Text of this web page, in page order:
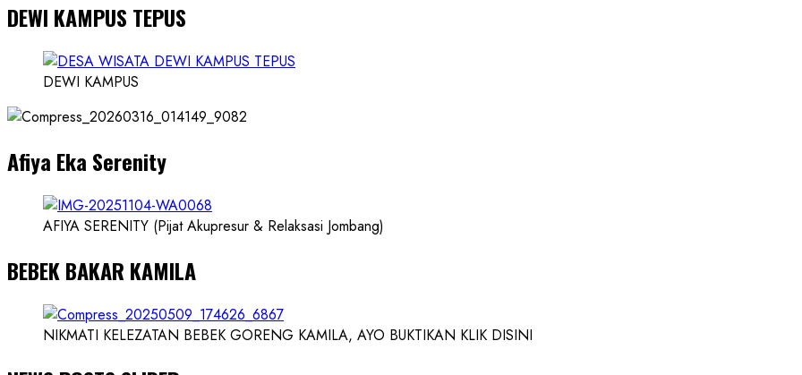
about
Founder
Konsep
Karnus
Dokter
Ilmuwan
DEWI KAMPUS TEPUS
DEWI KAMPUS
Afiya Eka Serenity
AFIYA SERENITY (Pijat Akupresur & Relaksasi Jombang)
BEBEK BAKAR KAMILA
NIKMATI KELEZATAN BEBEK GORENG KAMILA, AYO BUKTIKAN KLIK DISINI